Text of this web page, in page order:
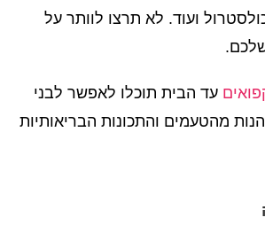
ועוד. לא תרצו לוותר על
עד הבית תוכלו לאפשר לבני
מהטעמים והתכונות הבריאותיות